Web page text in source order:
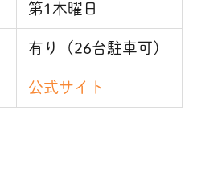
第1木曜日
有り（26台駐車可）
公式サイト